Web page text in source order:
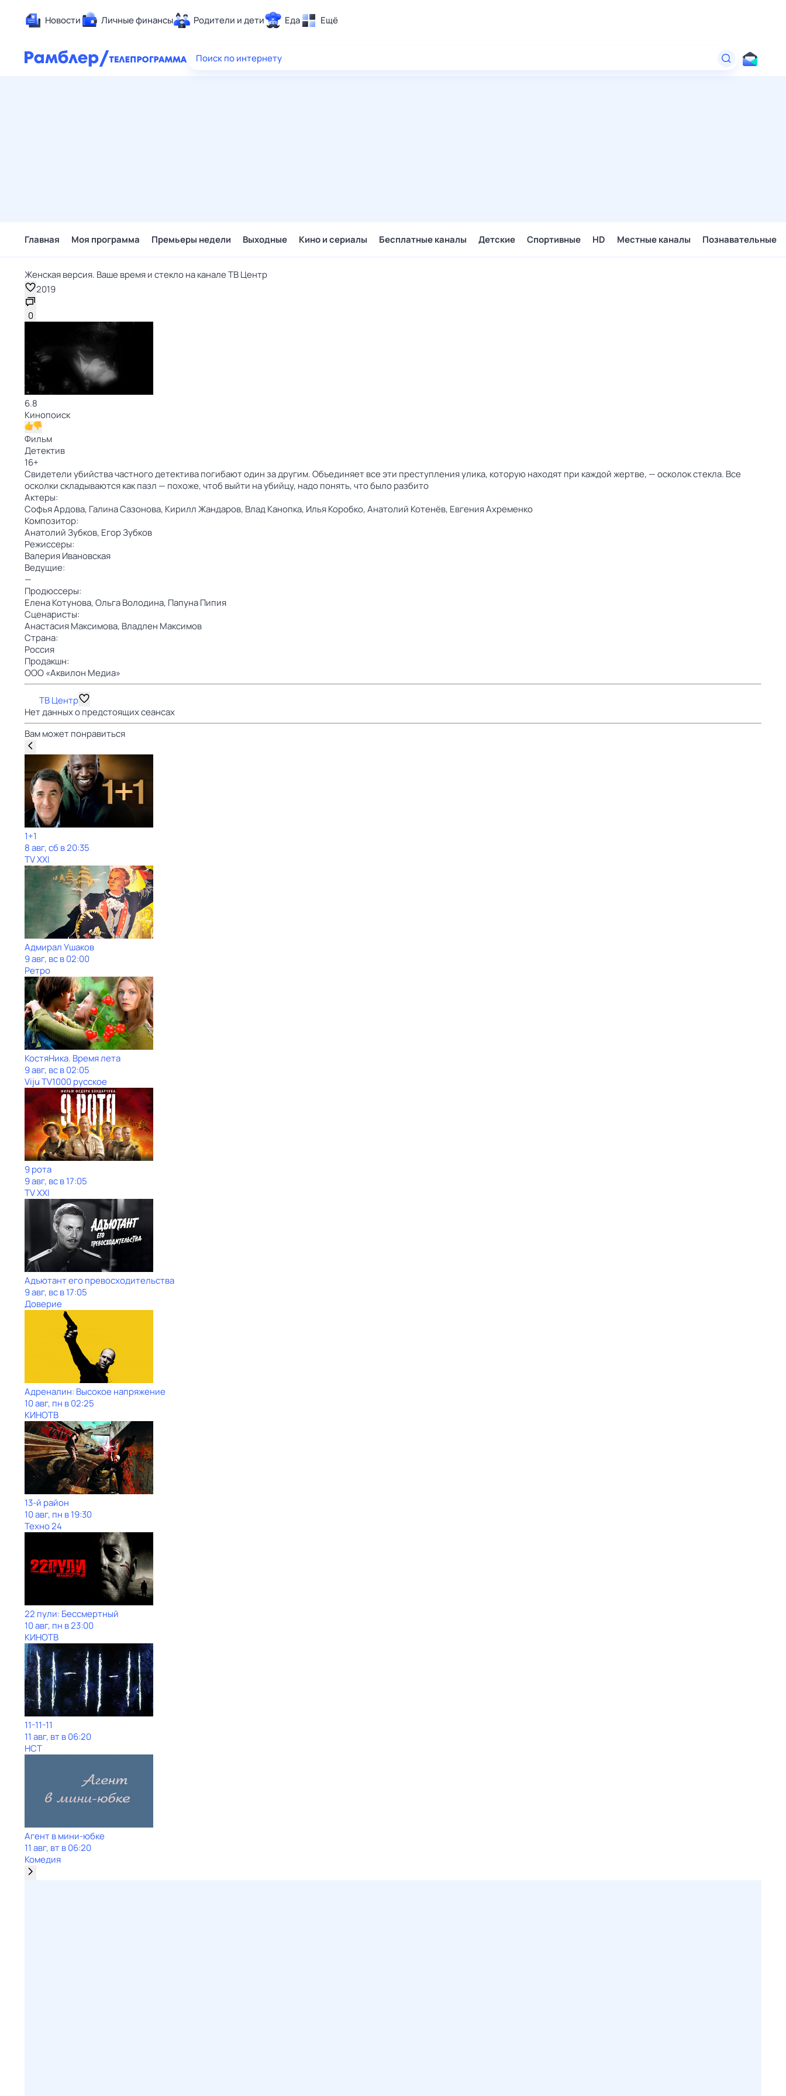
Новости Личные финансы Родители и дети Еда Ещё
Здоровье
Поиск по интернету
Главная Моя программа Премьеры недели Выходные Кино и сериалы Бесплатные каналы Детские Спортивные HD Местные каналы Познавательные
Женская версия. Ваше время и стекло на канале ТВ Центр
2019
0
6.8
Кинопоиск
Фильм
Детектив
16+
Свидетели убийства частного детектива погибают один за другим. Объединяет все эти преступления улика, которую находят при каждой жертве, — осколок стекла. Все
осколки складываются как пазл — похоже, чтоб выйти на убийцу, надо понять, что было разбито
Актеры:
Софья Ардова, Галина Сазонова, Кирилл Жандаров, Влад Канопка, Илья Коробко,Анатолий Котенёв, Евгения Ахременко
Композитор:
Анатолий Зубков, Егор Зубков
Режиссеры:
Валерия Ивановская
Ведущие:
—
Продюссеры:
Елена Котунова,Ольга Володина, Папуна Пипия
Сценаристы:
Анастасия Максимова, Владлен Максимов
Страна:
Россия
Продакшн:
ООО «Аквилон Медиа»
ТВ Центр
Нет данных о предстоящих сеансах
Вам может понравиться
1+1
8 авг, сб в 20:35
TV XXI
Адмирал Ушаков
9 авг, вс в 02:00
Ретро
КостяНика. Время лета
9 авг, вс в 02:05
Viju TV1000 русское
9 рота
9 авг, вс в 17:05
TV XXI
Адъютант его превосходительства
9 авг, вс в 17:05
Доверие
Адреналин: Высокое напряжение
10 авг, пн в 02:25
КИНОТВ
13-й район
10 авг, пн в 19:30
Техно 24
22 пули: Бессмертный
10 авг, пн в 23:00
КИНОТВ
11-11-11
11 авг, вт в 06:20
НСТ
Агент в мини-юбке
11 авг, вт в 06:20
Комедия